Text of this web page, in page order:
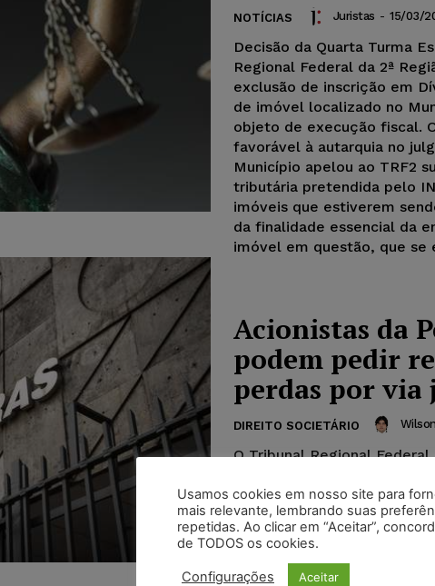
NOTÍCIAS Juristas - 15/03/
Decisão da Quarta Turma
Regional Federal da 2ª
exclusão de inscrição em
de imóvel localizado no
objeto de execução fiscal.
favorável à autarquia no
Município apelou ao TRF2
tributária pretendida pelo
imóveis que estiverem
da finalidade essencial da
imóvel em questão, que se
Acionistas da
podem pedir
perdas por via
DIREITO SOCIETÁRIO
O Tribunal Regional
em julgamento realizado
um acionista da Petrobras
Usamos cookies em nosso site para
mais relevante, lembrando suas
repetidas. Ao clicar em “Aceitar”,
de TODOS os cookies.
Configurações Aceitar